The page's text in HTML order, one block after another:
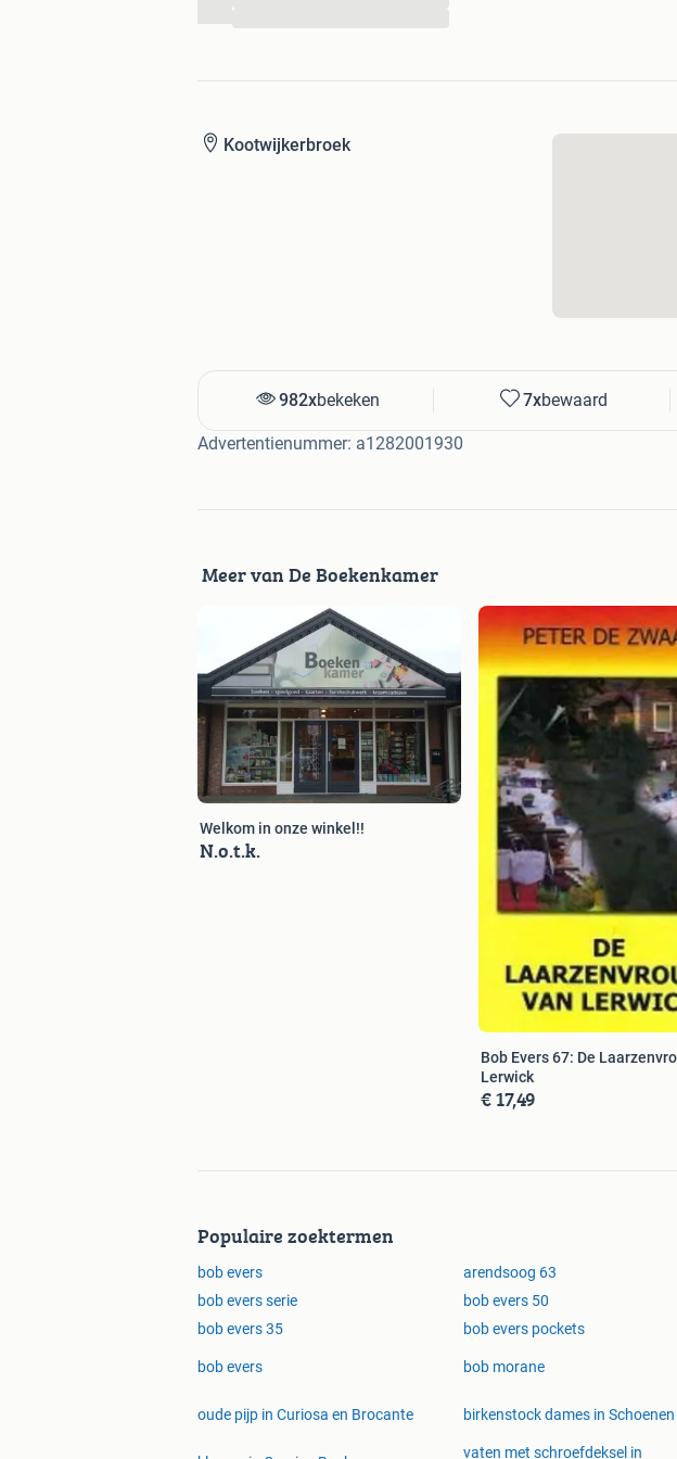
Door: P. de Zwaan
Uitgever: De Zwarte Zwaan
Zie ook onze webshop voor nog meer delen van deze bekende
Kootwijkerbroek
982xbekeken 7xbewaard
Advertentienummer: a1282001930
Meer van De Boekenkamer
Welkom in onze winkel!!
N.o.t.k.
Bob Evers 67: De
Lerwick
€ 17,49
Populaire zoektermen
bob evers arendsoog 63
bob evers serie
bob evers 50
bob evers 35
bob evers pockets
bob evers bob morane
oude pijp in Curiosa en Brocante birkenstock dames in Schoenen
vaten met schroefdeksel in